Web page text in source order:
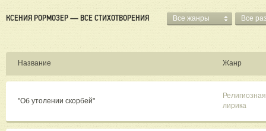
КСЕНИЯ РОРМОЗЕР — ВСЕ СТИХОТВОРЕНИЯ Все жанры Все
Название Жанр
"Об утолении скорбей"
Религиозная
лирика